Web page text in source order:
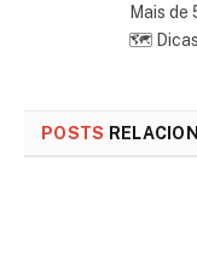
Mais
🗺 Dicas
POSTS